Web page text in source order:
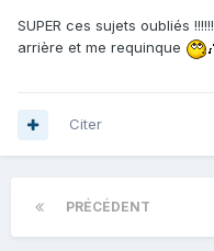
SUPER ces sujets oubliés
arrière et me requinque
Citer
PRÉCÉDENT